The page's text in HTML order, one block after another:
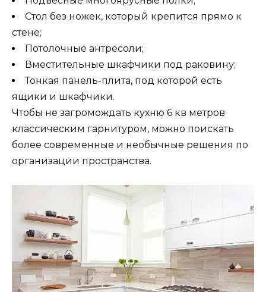
Стол без ножек, который крепится прямо к
стене;
Потолочные антресоли;
Вместительные шкафчики под раковину;
Тонкая панель-плита, под которой есть
ящики и шкафчики.
Чтобы не загромождать кухню 6 кв метров
классическим гарнитуром, можно поискать
более современные и необычные решения по
организации пространства.